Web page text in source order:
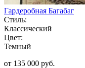
Гардеробная Багабаг
Стиль:
Классический
Цвет:
Темный
от 135 000 руб.